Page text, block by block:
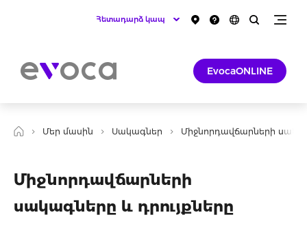
Հետադարձ կապ
EvocaONLINE
Մեր մասին Սակագներ Միջնորդավճարների
Միջնորդավճարների
սակագները և դրույքները